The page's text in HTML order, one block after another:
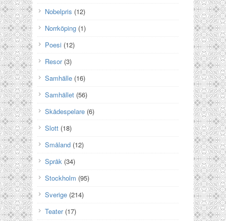
Nobelpris (12)
Norrköping (1)
Poesi (12)
Resor(3)
Samhälle (16)
Samhället (56)
Skådespelare (6)
Slott (18)
Småland (12)
Språk (34)
Stockholm (95)
Sverige (214)
Teater(17)